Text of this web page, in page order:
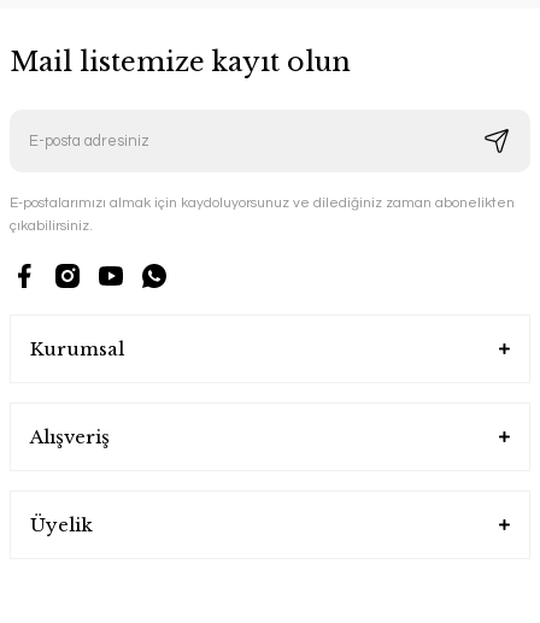
Mail listemize kayıt olun
E-postalarımızı almak için kaydoluyorsunuz ve dilediğiniz zaman abonelikten
çıkabilirsiniz.
Kurumsal
Alışveriş
Üyelik